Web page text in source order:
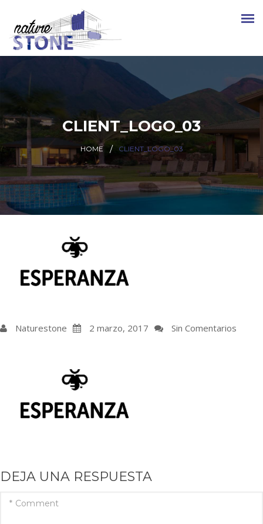
CLIENT_LOGO_03
HOME CLIENT_LOGO_03
Naturestone 2 marzo, 2017 Sin Comentarios
DEJA UNA RESPUESTA